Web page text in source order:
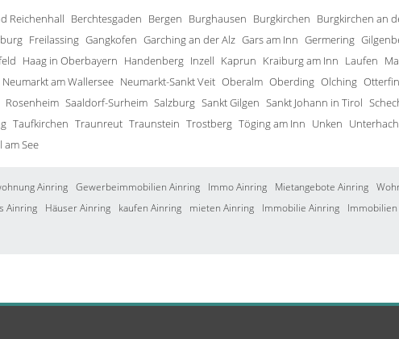
Reichenhall Berchtesgaden Bergen Burghausen Burgkirchen Burgkirchen an
Freilassing Gangkofen Garching an der Alz Gars am Inn Germering
Haag in Oberbayern Handenberg Inzell Kaprun Kraiburg am Inn Laufen
Neumarkt am Wallersee Neumarkt-Sankt Veit Oberalm Oberding Olching
Rosenheim Saaldorf-Surheim Salzburg Sankt Gilgen Sankt Johann in Tirol
Taufkirchen Traunreut Traunstein Trostberg Töging am Inn Unken
am See
Ainring Gewerbeimmobilien Ainring Immo Ainring Mietangebote Ainring
Ainring Häuser Ainring kaufen Ainring mieten Ainring Immobilie Ainring